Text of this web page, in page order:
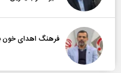
فرهنگ اهدای خون